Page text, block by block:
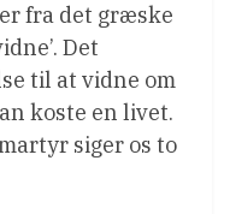
fra det græske
Det
til at vidne om
koste en livet.
siger os to